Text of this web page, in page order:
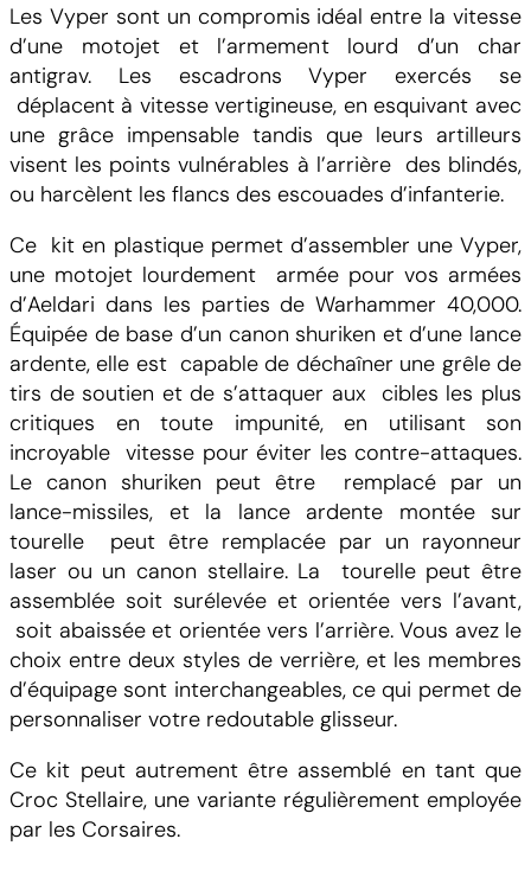
t
é
d
e
A
e
l
a
r
i
V
y
p
e
r
Les Vyper sont un compromis idéal entre la vitesse
d’une motojet et l’armement lourd d’un char
antigrav. Les escadrons Vyper exercés se
déplacent à vitesse vertigineuse, en esquivant avec
une grâce impensable tandis que leurs artilleurs
visent les points vulnérables à l’arrière des blindés,
ou harcèlent les flancs des escouades d’infanterie.
Ce kit en plastique permet d’assembler une Vyper,
une motojet lourdement armée pour vos armées
d’Aeldari dans les parties de Warhammer 40,000.
Équipée de base d’un canon shuriken et d’une lance
ardente, elle est capable de déchaîner une grêle de
tirs de soutien et de s’attaquer aux cibles les plus
critiques en toute impunité, en utilisant son
incroyable vitesse pour éviter les contre-attaques.
Le canon shuriken peut être remplacé par un
lance-missiles, et la lance ardente montée sur
tourelle peut être remplacée par un rayonneur
laser ou un canon stellaire. La tourelle peut être
assemblée soit surélevée et orientée vers l’avant,
soit abaissée et orientée vers l’arrière. Vous avez le
choix entre deux styles de verrière, et les membres
d’équipage sont interchangeables, ce qui permet de
personnaliser votre redoutable glisseur.
Ce kit peut autrement être assemblé en tant que
Croc Stellaire, une variante régulièrement employée
par les Corsaires.